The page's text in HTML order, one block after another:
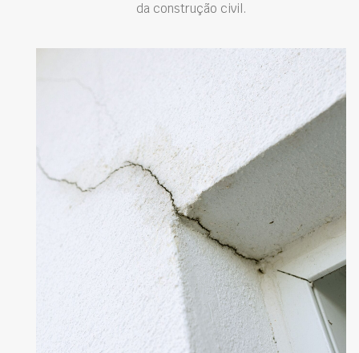
da construção civil.